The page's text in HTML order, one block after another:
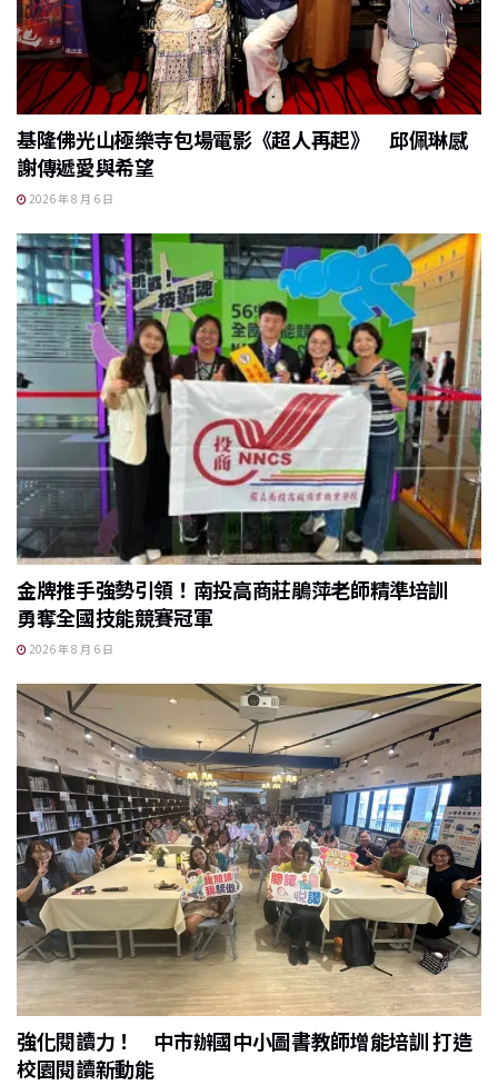
基隆佛光山極樂寺包場電影《超人再起》 邱佩琳感
謝傳遞愛與希望
2026 年 8 月 6 日
金牌推手強勢引領！南投高商莊鵑萍老師精準培訓
勇奪全國技能競賽冠軍
2026 年 8 月 6 日
強化閱讀力！ 中市辦國中小圖書教師增能培訓 打造
校園閱讀新動能